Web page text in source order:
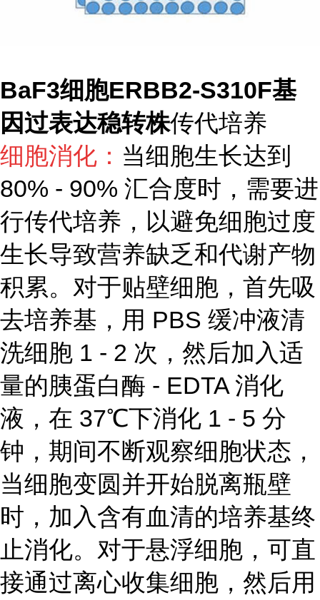
BaF3细胞ERBB2-S310F基
因过表达稳转株传代培养
细胞消化： 当细胞生长达到
80% - 90% 汇合度时，需要进
行传代培养，以避免细胞过度
生长导致营养缺乏和代谢产物
积累。对于贴壁细胞，首先吸
去培养基，用 PBS 缓冲液清
洗细胞 1 - 2 次，然后加入适
量的胰蛋白酶 - EDTA 消化
液，在 37℃下消化 1 - 5 分
钟，期间不断观察细胞状态，
当细胞变圆并开始脱离瓶壁
时，加入含有血清的培养基终
止消化。对于悬浮细胞，可直
接通过离心收集细胞，然后用